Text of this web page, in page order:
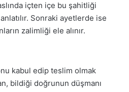
içten içe bu şahitliği
Sonraki ayetlerde ise
zalimliği ele alınır.
kabul edip teslim olmak
bildiği doğrunun düşmanı